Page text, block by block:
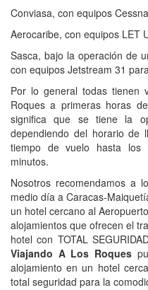
Conviasa, con equipos
Aerocaribe, con equipos LET
Sasca, bajo la operación de
con equipos Jetstream 31
Por lo general todas tienen
Roques a primeras horas
significa que se tiene la
dependiendo del horario de
tiempo de vuelo hasta los
minutos.
Nosotros recomendamos a
medio día a Caracas-
un hotel cercano al
alojamientos que ofrecen el
hotel con TOTAL
Viajando A Los Roques
alojamiento en un hotel
total seguridad para la